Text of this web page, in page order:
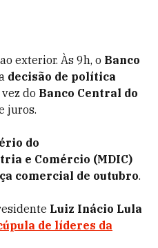
exterior. Às 9h, o Banco
decisão de política
do Banco Central do
juros.
do
e Comércio (MDIC)
comercial de outubro.
Luiz Inácio Lula
de líderes da